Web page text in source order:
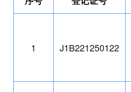
1 J1B221250122